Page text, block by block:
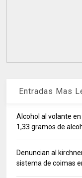
Entradas Mas
Alcohol al volante
1,33 gramos de
Denuncian al
sistema de coimas